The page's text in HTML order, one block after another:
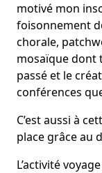
motivé mon
foisonnement
chorale,
mosaïque dont
passé et le
conférences
C’est aussi à
place grâce au
L’activité